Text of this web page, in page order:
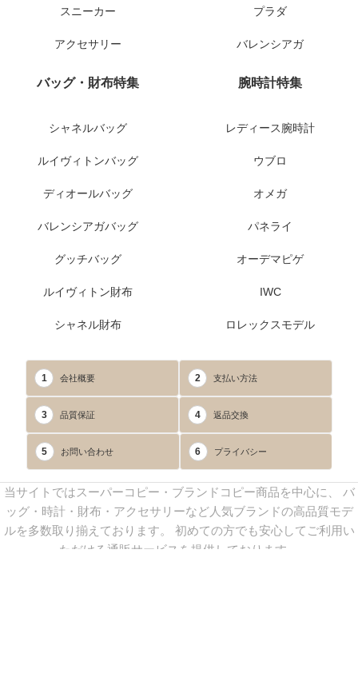
スニーカー
アクセサリー
プラダ
バレンシアガ
バッグ・財布特集
シャネルバッグ
ルイヴィトンバッグ
ディオールバッグ
バレンシアガバッグ
グッチバッグ
ルイヴィトン財布
シャネル財布
腕時計特集
レディース腕時計
ウブロ
オメガ
パネライ
オーデマピゲ
IWC
ロレックスモデル
1 会社概要 2 支払い方法
3 品質保証 4 返品交換
5 お問い合わせ 6 プライバシー
当サイトではスーパーコピー・ブランドコピー商品を中心に、 バ
ッグ・時計・財布・アクセサリーなど人気ブランドの高品質モデ
ルを多数取り揃えております。 初めての方でも安心してご利用い
ただける通販サービスを提供しております。